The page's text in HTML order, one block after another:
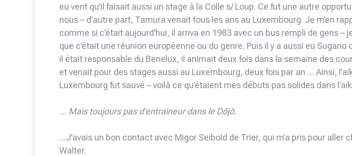
eu vent qu’il faisait aussi un stage à la Colle s/ Loup. Ce fut une autre
nous – d’autre part, Tamura venait tous les ans au Luxembourg. Je m’en
comme si c’était aujourd’hui, il arriva en 1983 avec un bus rempli de gens –
que c’était une réunion européenne ou du genre. Puis il y a aussi eu Sugano
il était responsable du Benelux, il animait deux fois dans la semaine des
et venait pour des stages aussi au Luxembourg, deux fois par an … Ainsi,
Luxembourg fut sauvé – voilà ce qu’étaient mes débuts pas solides dans
… Mais toujours pas d’entraineur dans le Dōjō.
…J’avais un bon contact avec Migor Seibold de Trier, qui m’a pris pour aller
Walter.